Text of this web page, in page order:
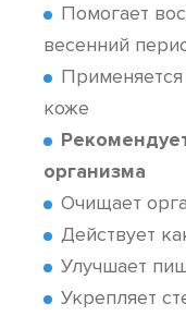
Помогает
весенний
коже
организма
Очищает
Действует
Улучшает
Укрепляет